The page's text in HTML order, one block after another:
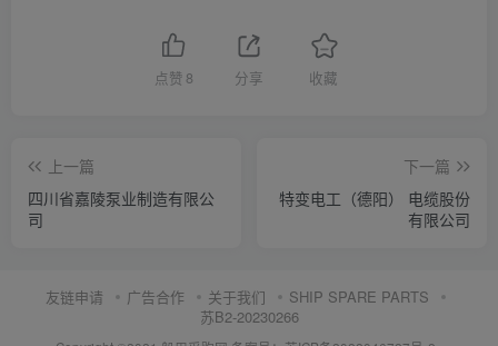
点赞 8 分享 收藏
上一篇
四川省嘉陵泵业制造有限公
司
下一篇
特变电工（德阳） 电缆股份
有限公司
友链申请 广告合作 关于我们
SHIP SPARE PARTS
苏B2-20230266